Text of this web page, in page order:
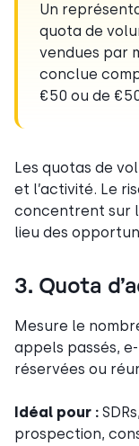
Un
quota de
vendues par
conclue
€50 ou de
Les quotas de
et l’activité. Le
concentrent sur
lieu des
3. Quota
Mesure le
appels passés,
réservées ou
Idéal pour :
prospection,